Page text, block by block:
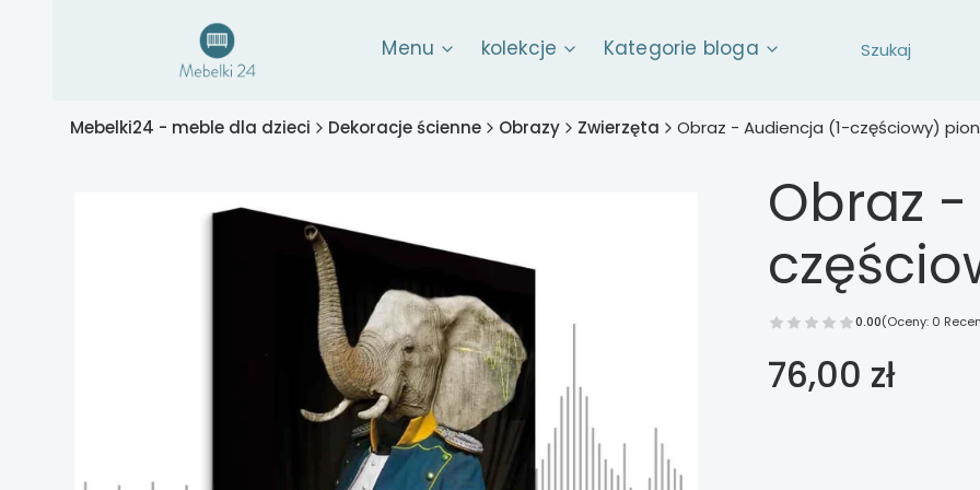
Menu kolekcje Kategorie bloga
Mebelki24 - meble dla dzieci Dekoracje ścienne Obrazy Zwierzęta Obraz - Audiencja (1-częściowy)
Obraz
0.00(Oceny: 0
Cena
76,00 zł